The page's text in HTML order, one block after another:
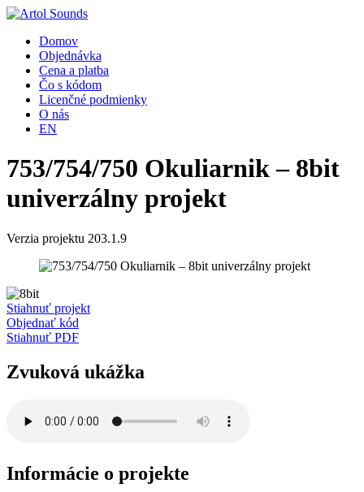
Domov
Objednávka
Cena a platba
Čo s kódom
Licenčné podmienky
O nás
EN
753/754/750 Okuliarnik – 8bit
univerzálny projekt
Verzia projektu 203.1.9
Stiahnuť projekt
Objednať kód
Stiahnuť PDF
Zvuková ukážka
Informácie o projekte